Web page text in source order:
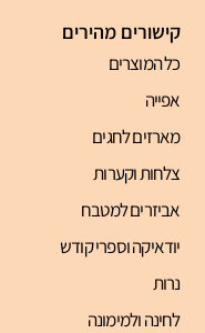
קישורים מהירים
כל המוצרים
אפייה
מארזים לחגים
צלחות וקערות
אביזרים למטבח
יודאיקה וספרי קודש
נרות
לחינה ולמימונה